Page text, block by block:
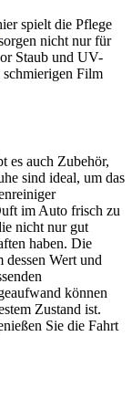
spielt die Pflege
nicht nur für
Staub und UV-
schmierigen Film
es auch Zubehör,
sind ideal, um das
im Auto frisch zu
nicht nur gut
haben. Die
Wert und
können
Zustand ist.
Sie die Fahrt